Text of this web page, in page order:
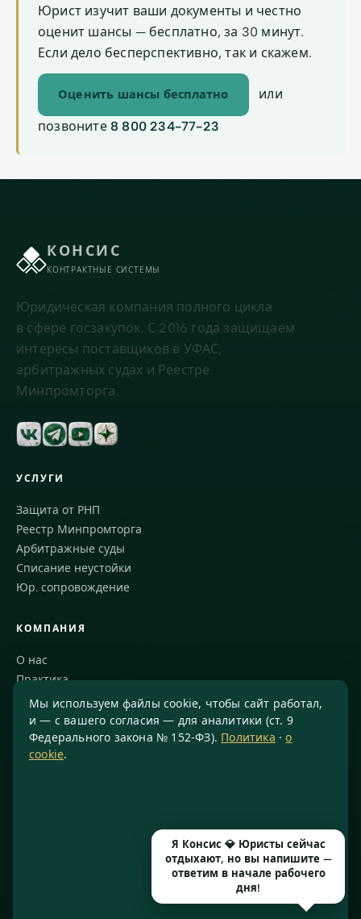
Юрист изучит ваши документы и честно
оценит шансы — бесплатно, за 30 минут.
Если дело бесперспективно, так и скажем.
Оценить шансы бесплатно или
позвоните 8 800 234-77-23
КОНСИС
КОНТРАКТНЫЕ СИСТЕМЫ
Юридическая компания полного цикла
в сфере госзакупок. С 2016 года защищаем
интересы поставщиков в УФАС,
арбитражных судах и Реестре
Минпромторга.
УСЛУГИ
Защита от РНП
Реестр Минпромторга
Арбитражные суды
Списание неустойки
Юр. сопровождение
КОМПАНИЯ
О нас
Практика
Блог
Команда
Благодарности
Москва, Варшавское шоссе, д. 1А, помещение 14/7
Мы используем файлы cookie, чтобы сайт работал,
и — с вашего согласия — для аналитики (ст. 9
Федерального закона № 152-ФЗ). Политика ·о
cookie.
Я Консис 💎 Юристы сейчас
отдыхают, но вы напишите —
ответим в начале рабочего
дня!